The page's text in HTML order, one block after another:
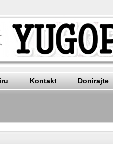
Kontakt Donirajte